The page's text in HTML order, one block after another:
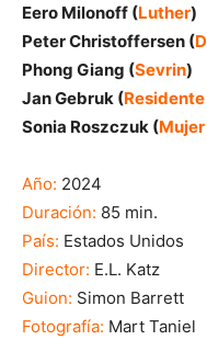
Eero Milonoff (Luther)
Peter Christoffersen (
Phong Giang (Sevrin)
Jan Gebruk (
Sonia Roszczuk (
Año: 2024
Duración: 85 min.
País: Estados Unidos
Director: E.L. Katz
Guion: Simon Barrett
Fotografía: Mart Taniel